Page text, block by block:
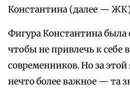
Константина (далее —
Фигура Константина
чтобы не привлечь к себе
современников. Но за
нечто более важное — та